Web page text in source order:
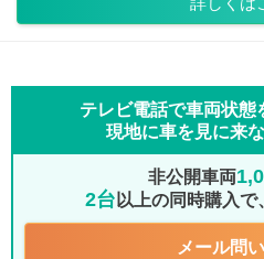
テレビ電話で車両状態
現地に車を見に来
非公開車両
2台 以上の同時購入で
メール問